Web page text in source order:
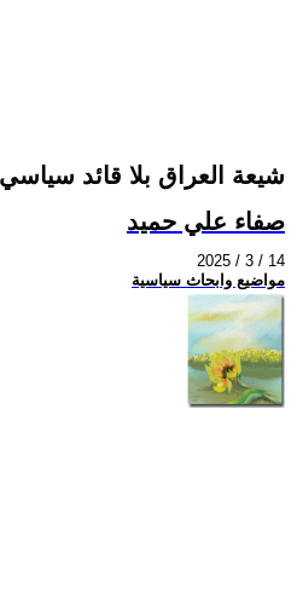
شيعة العراق بلا قائد سياسي
صفاء علي حميد
2025 / 3 / 14
مواضيع وابحاث سياسية